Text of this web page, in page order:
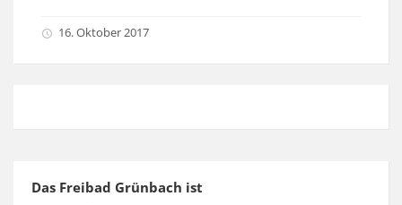
16. Oktober 2017
Das Freibad Grünbach ist